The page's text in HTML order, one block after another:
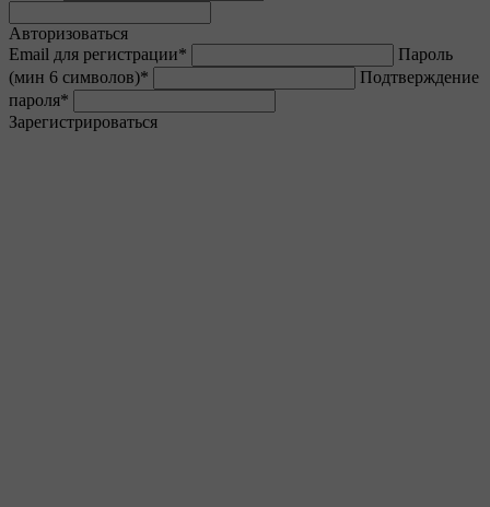
Авторизоваться
Email для регистрации*
Пароль
(мин 6 символов)*
Подтверждение
пароля*
Зарегистрироваться